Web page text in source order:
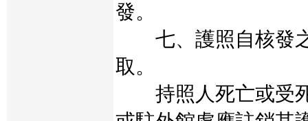
發。
七、護照自核發
取。
持照人死亡或受死